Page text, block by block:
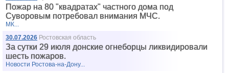
Пожар на 80 "квадратах" частного дома под
Суворовым потребовал внимания МЧС.
МК...
30.07.2026 Ростовская область
За сутки 29 июля донские огнеборцы ликвидировали
шесть пожаров.
Новости Ростова-на-Дону...